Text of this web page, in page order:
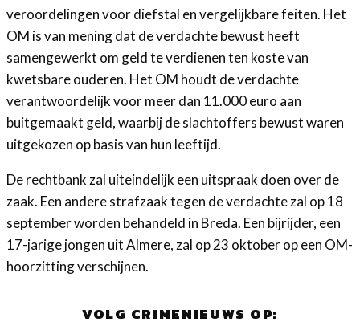
veroordelingen voor diefstal en vergelijkbare feiten. Het
OM is van mening dat de verdachte bewust heeft
samengewerkt om geld te verdienen ten koste van
kwetsbare ouderen. Het OM houdt de verdachte
verantwoordelijk voor meer dan 11.000 euro aan
buitgemaakt geld, waarbij de slachtoffers bewust waren
uitgekozen op basis van hun leeftijd.
De rechtbank zal uiteindelijk een uitspraak doen over de
zaak. Een andere strafzaak tegen de verdachte zal op 18
september worden behandeld in Breda. Een bijrijder, een
17-jarige jongen uit Almere, zal op 23 oktober op een OM-
hoorzitting verschijnen.
VOLG CRIMENIEUWS OP: